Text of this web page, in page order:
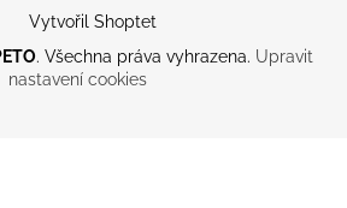
Vytvořil Shoptet
. Všechna práva vyhrazena. Upravit
nastavení cookies